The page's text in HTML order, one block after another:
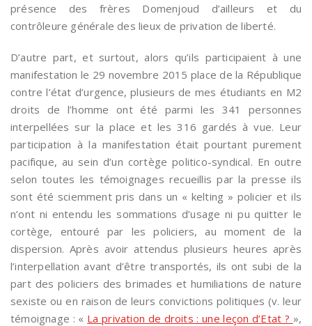
présence des frères Domenjoud d’ailleurs et du
contrôleure générale des lieux de privation de liberté.
D’autre part, et surtout, alors qu’ils participaient à une
manifestation le 29 novembre 2015 place de la République
contre l’état d’urgence, plusieurs de mes étudiants en M2
droits de l’homme ont été parmi les 341 personnes
interpellées sur la place et les 316 gardés à vue. Leur
participation à la manifestation était pourtant purement
pacifique, au sein d’un cortège politico-syndical. En outre
selon toutes les témoignages recueillis par la presse ils
sont été sciemment pris dans un « kelting » policier et ils
n’ont ni entendu les sommations d’usage ni pu quitter le
cortège, entouré par les policiers, au moment de la
dispersion. Après avoir attendus plusieurs heures après
l’interpellation avant d’être transportés, ils ont subi de la
part des policiers des brimades et humiliations de nature
sexiste ou en raison de leurs convictions politiques (v. leur
témoignage : « La privation de droits : une leçon d’Etat ? »,